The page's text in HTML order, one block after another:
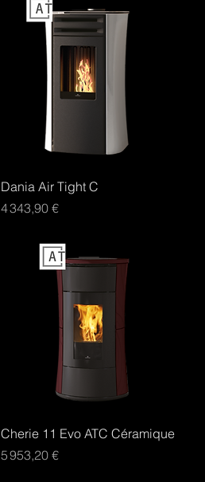
Aperçu rapide
Dania Air Tight C
Prix
4 343,90 €
Aperçu rapide
Cherie 11 Evo ATC Céramique
Prix
5 953,20 €